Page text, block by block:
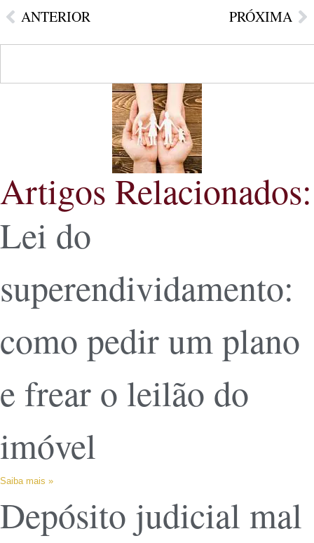
ANTERIOR PRÓXIMA
Artigos Relacionados:
Lei do
superendividamento:
como pedir um plano
e frear o leilão do
imóvel
Saiba mais »
Depósito judicial mal